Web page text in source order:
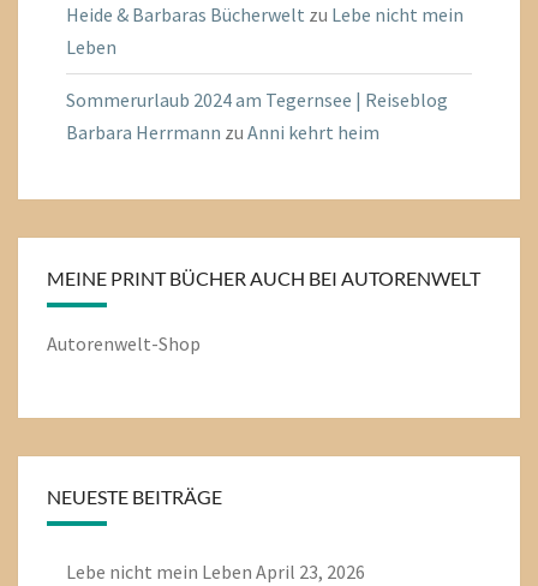
Heide & Barbaras Bücherwelt zu Lebe nicht mein
Leben
Sommerurlaub 2024 am Tegernsee | Reiseblog
Barbara Herrmann zu Anni kehrt heim
MEINE PRINT BÜCHER AUCH BEI AUTORENWELT
Autorenwelt-Shop
NEUESTE BEITRÄGE
Lebe nicht mein Leben April 23, 2026